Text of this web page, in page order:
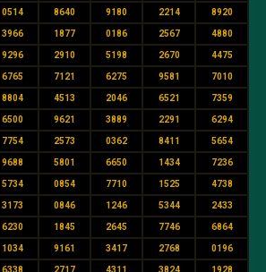
0514 8640 9180 2214 8920
3966 1877 0186 2567 4880
9296 2910 5198 2670 4475
6765 7121 6275 9581 7010
8804 4513 2046 6521 7359
6500 9621 3889 2291 6294
7754 2573 0362 8411 5654
9688 5801 6650 1434 7236
5734 0854 7710 1525 4738
3173 0846 1246 5344 2433
6230 1845 2645 7746 6864
1034 9161 3417 2768 0196